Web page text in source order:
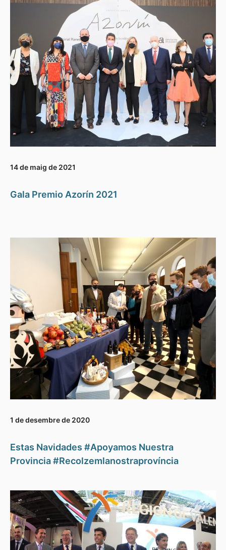
14 de maig de 2021
Gala Premio Azorín 2021
1 de desembre de 2020
Estas Navidades #Apoyamos Nuestra
Provincia #Recolzemlanostraprovíncia